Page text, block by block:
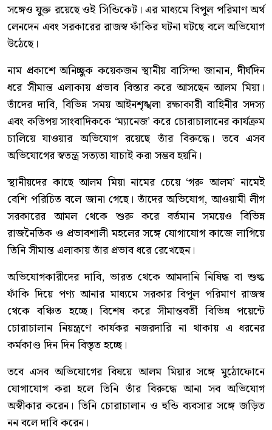
সঙ্গেও যুক্ত রয়েছে ওই সিন্ডিকেট। এর মাধ্যমে বিপুল পরিমাণ অর্থ
লেনদেন এবং সরকারের রাজস্ব ফাঁকির ঘটনা ঘটছে বলে অভিযোগ
উঠেছে।
নাম প্রকাশে অনিচ্ছুক কয়েকজন স্থানীয় বাসিন্দা জানান, দীর্ঘদিন
ধরে সীমান্ত এলাকায় প্রভাব বিস্তার করে আসছেন আলম মিয়া।
তাঁদের দাবি, বিভিন্ন সময় আইনশৃঙ্খলা রক্ষাকারী বাহিনীর সদস্য
এবং কতিপয় সাংবাদিককে ‘ম্যানেজ’ করে চোরাচালানের কার্যক্রম
চালিয়ে যাওয়ার অভিযোগ রয়েছে তাঁর বিরুদ্ধে। তবে এসব
অভিযোগের স্বতন্ত্র সত্যতা যাচাই করা সম্ভব হয়নি।
স্থানীয়দের কাছে আলম মিয়া নামের চেয়ে ‘গরু আলম’ নামেই
বেশি পরিচিত বলে জানা গেছে। তাঁদের অভিযোগ, আওয়ামী লীগ
সরকারের আমল থেকে শুরু করে বর্তমান সময়েও বিভিন্ন
রাজনৈতিক ও প্রভাবশালী মহলের সঙ্গে যোগাযোগ কাজে লাগিয়ে
তিনি সীমান্ত এলাকায় তাঁর প্রভাব ধরে রেখেছেন।
অভিযোগকারীদের দাবি, ভারত থেকে আমদানি নিষিদ্ধ বা শুল্ক
ফাঁকি দিয়ে পণ্য আনার মাধ্যমে সরকার বিপুল পরিমাণ রাজস্ব
থেকে বঞ্চিত হচ্ছে। বিশেষ করে সীমান্তবর্তী বিভিন্ন পয়েন্টে
চোরাচালান নিয়ন্ত্রণে কার্যকর নজরদারি না থাকায় এ ধরনের
কর্মকাণ্ড দিন দিন বিস্তৃত হচ্ছে।
তবে এসব অভিযোগের বিষয়ে আলম মিয়ার সঙ্গে মুঠোফোনে
যোগাযোগ করা হলে তিনি তাঁর বিরুদ্ধে আনা সব অভিযোগ
অস্বীকার করেন। তিনি চোরাচালান ও হুন্ডি ব্যবসার সঙ্গে জড়িত
নন বলে দাবি করেন।